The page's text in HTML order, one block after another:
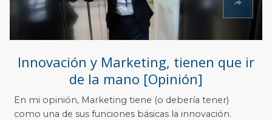
Innovación y Marketing, tienen que ir
de la mano [Opinión]
En mi opinión, Marketing tiene (o debería tener)
como una de sus funciones básicas la innovación.